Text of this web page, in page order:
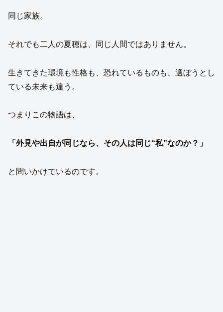
同じ家族。
それでも二人の夏穂は、同じ人間ではありません。
生きてきた環境も性格も、恐れているものも、選ぼうとし
ている未来も違う。
つまりこの物語は、
「外見や出自が同じなら、その人は同じ“私”なのか？」
と問いかけているのです。